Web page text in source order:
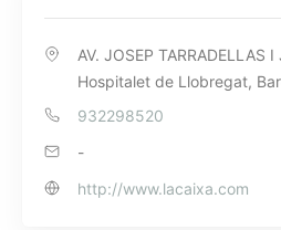
AV. JOSEP TARRADELLAS
Hospitalet de Llobregat,
932298520
-
http://www.lacaixa.com